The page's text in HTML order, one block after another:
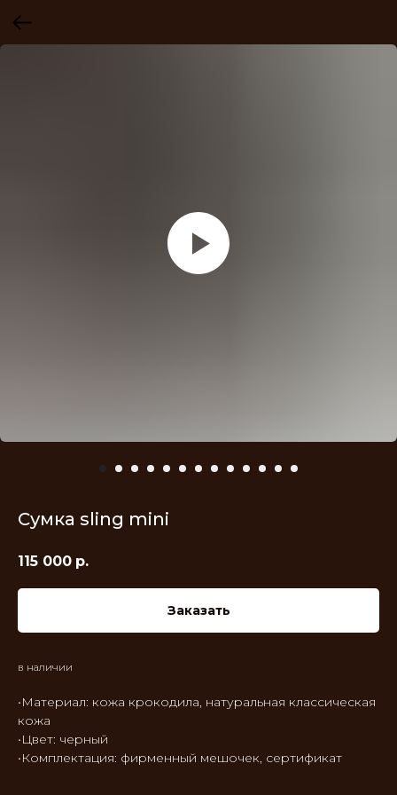
Сумка sling mini
115 000 р.
Заказать
в наличии
•Материал: кожа крокодила, натуральная классическая
кожа
•Цвет: черный
•Комплектация: фирменный мешочек, сертификат